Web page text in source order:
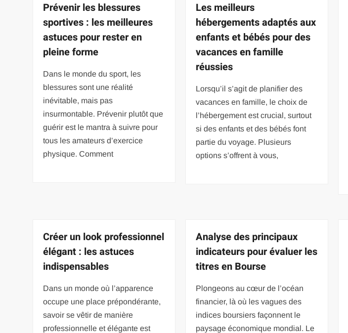
Prévenir les blessures
sportives : les meilleures
astuces pour rester en
pleine forme
Dans le monde du sport, les
blessures sont une réalité
inévitable, mais pas
insurmontable. Prévenir plutôt que
guérir est le mantra à suivre pour
tous les amateurs d’exercice
physique. Comment
Les meilleurs
hébergements adaptés aux
enfants et bébés pour des
vacances en famille
réussies
Lorsqu’il s’agit de planifier des
vacances en famille, le choix de
l’hébergement est crucial, surtout
si des enfants et des bébés font
partie du voyage. Plusieurs
options s’offrent à vous,
Créer un look professionnel
élégant : les astuces
indispensables
Dans un monde où l’apparence
occupe une place prépondérante,
savoir se vêtir de manière
professionnelle et élégante est
Analyse des principaux
indicateurs pour évaluer les
titres en Bourse
Plongeons au cœur de l’océan
financier, là où les vagues des
indices boursiers façonnent le
paysage économique mondial. Le